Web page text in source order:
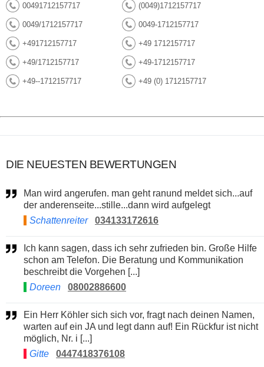
00491712157717 (0049)1712157717
0049/1712157717 0049-1712157717
+491712157717 +49 1712157717
+49/1712157717 +49-1712157717
+49--1712157717 +49 (0) 1712157717
DIE NEUESTEN BEWERTUNGEN
Man wird angerufen. man geht ranund meldet sich...auf
der anderenseite...stille...dann wird aufgelegt
Schattenreiter
034133172616
schon am Telefon. Die Beratung und Kommunikation
beschreibt die Vorgehen [...]
Doreen
08002886600
Ein Herr Köhler sich sich vor, fragt nach deinen Namen,
warten auf ein JA und legt dann auf! Ein Rückfur ist nicht
möglich, Nr. i [...]
Gitte
0447418376108